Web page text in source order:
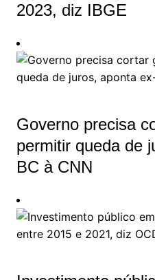
2023, diz IBGE
Governo precisa
permitir queda de
BC à CNN